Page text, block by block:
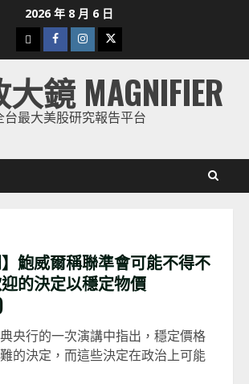
2026 年 8 月 6 日
下
載
美
股
Facebook
Instagram
Twitter
鏡 MAGNIFIER
台最大美股研究報告平台
】鮑威爾稱聯準會可能不得不
的決定以穩定物價
央行的一次演講中指出，穩定價格
的決定，而這些決定在政治上可能